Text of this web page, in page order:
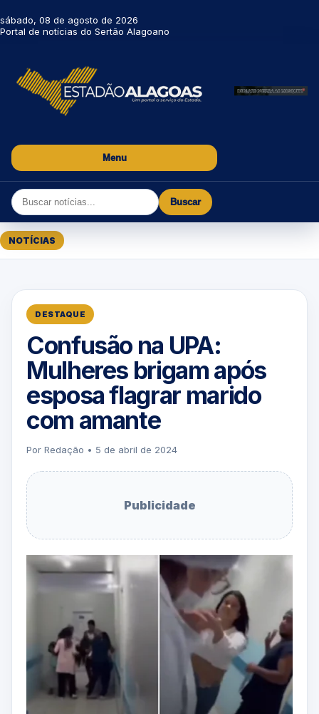
sábado, 08 de agosto de 2026
Portal de notícias do Sertão Alagoano
Menu
Buscar
NOTÍCIAS
DESTAQUE
Confusão na UPA:
Mulheres brigam após
esposa flagrar marido
com amante
Por Redação • 5 de abril de 2024
Publicidade